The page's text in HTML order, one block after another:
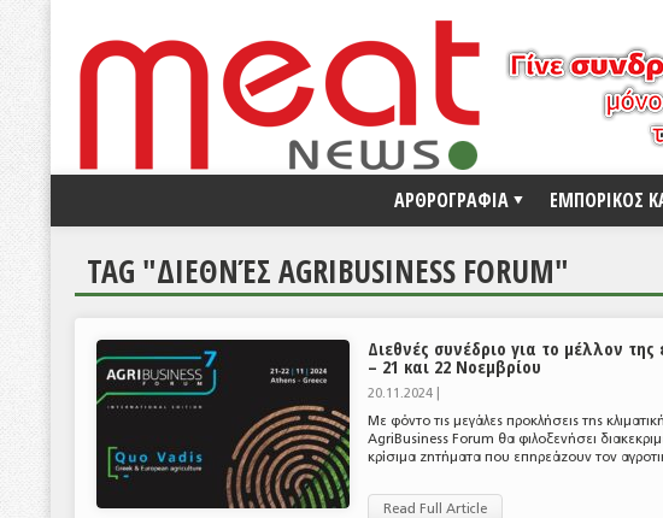
ΑΡΘΡΟΓΡΑΦΙΑ ΕΜΠΟΡΙΚΟΣ
TAG "ΔΙΕΘΝΈΣ AGRIBUSINESS FORUM"
Διεθνές συνέδριο για το μέλλον
– 21 και 22 Νοεμβρίου
20.11.2024 |
Με φόντο τις μεγάλες προκλήσεις της
AgriBusiness Forum θα φιλοξενήσει
κρίσιμα ζητήματα που επηρεάζουν τον
Read Full Article